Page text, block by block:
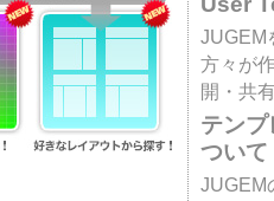
JUGEM
方々が
開・共
テン
ついて
JUGEM